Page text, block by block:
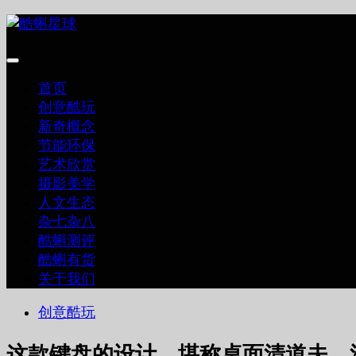
跳
内
首页
创意酷玩
新奇概念
节能环保
艺术欣赏
摄影美学
人文生态
杂七杂八
酷蝌测评
酷蝌有货
关于我们
创意酷玩